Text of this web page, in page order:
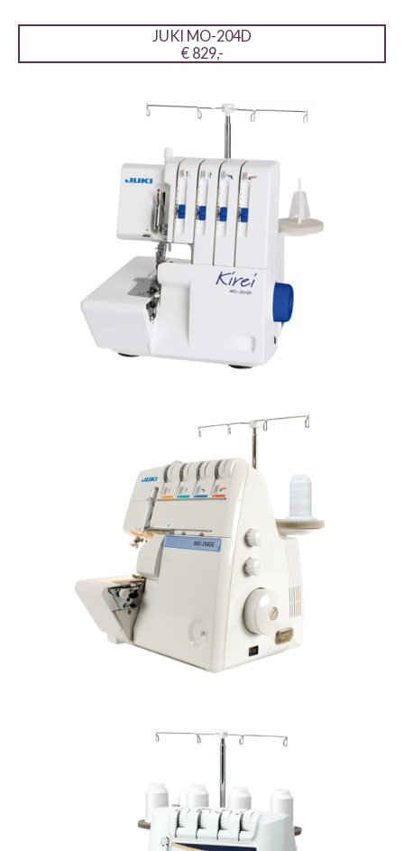
JUKI MO-204D
€ 829,-